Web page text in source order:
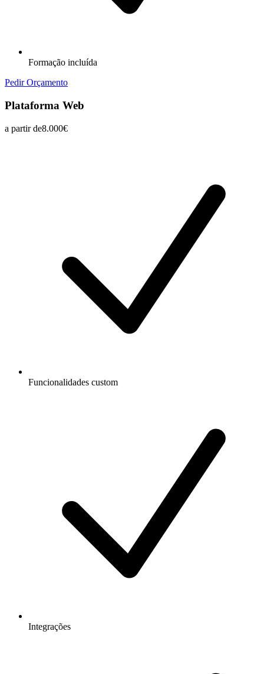
Formação incluída
Pedir Orçamento
Plataforma Web
a partir de8.000€
Funcionalidades custom
Integrações